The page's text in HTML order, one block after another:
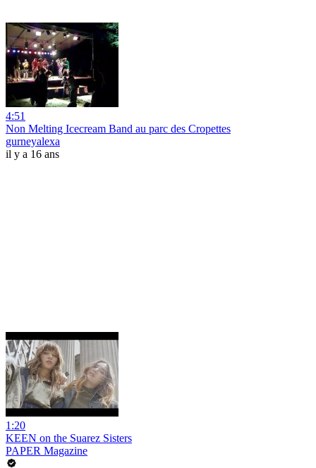
4:51
Non Melting Icecream Band au parc des Cropettes
gurneyalexa
il y a 16 ans
1:20
KEEN on the Suarez Sisters
PAPER Magazine